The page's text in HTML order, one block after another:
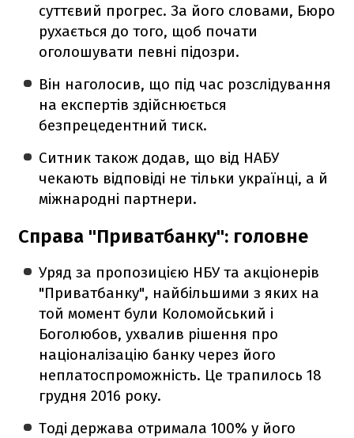
суттєвий прогрес. За його словами, Бюро
рухається до того, щоб почати
оголошувати певні підозри.
Він наголосив, що під час розслідування
на експертів здійснюється
безпрецедентний тиск.
Ситник також додав, що від НАБУ
чекають відповіді не тільки українці, а й
міжнародні партнери.
Справа "Приватбанку": головне
Уряд за пропозицією НБУ та акціонерів
"Приватбанку", найбільшими з яких на
той момент були Коломойський і
Боголюбов, ухвалив рішення про
націоналізацію банку через його
неплатоспроможність. Це трапилось 18
грудня 2016 року.
Тоді держава отримала 100% у його